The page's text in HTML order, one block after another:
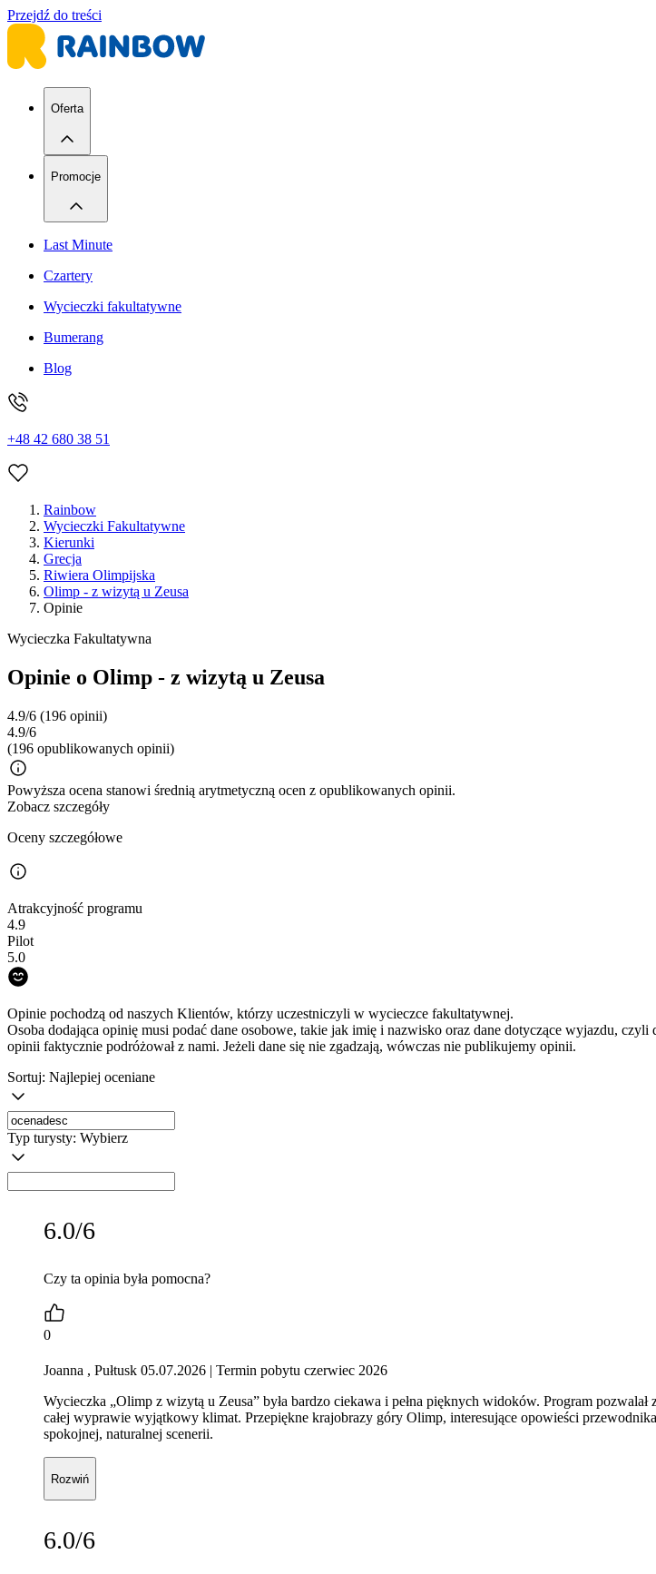
Przejdź do treści
Oferta
Promocje
Last Minute
Czartery
Wycieczki fakultatywne
Bumerang
Blog
+48 42 680 38 51
Rainbow
Wycieczki Fakultatywne
Kierunki
Grecja
Riwiera Olimpijska
Olimp - z wizytą u Zeusa
Opinie
Wycieczka Fakultatywna
Opinie o Olimp - z wizytą u Zeusa
4.9/6 (196 opinii)
4.9/6
(196 opublikowanych opinii)
Powyższa ocena stanowi średnią arytmetyczną ocen z opublikowanych opinii.
Zobacz szczegóły
Oceny szczegółowe
Atrakcyjność programu
4.9
Pilot
5.0
Opinie pochodzą od naszych Klientów, którzy uczestniczyli w wycieczce fakultatywnej.
Osoba dodająca opinię musi podać dane osobowe, takie jak imię i nazwisko oraz dane dotyczące wyjazdu,
opinii faktycznie podróżował z nami. Jeżeli dane się nie zgadzają, wówczas nie publikujemy opinii.
Sortuj: Najlepiej oceniane
Typ turysty: Wybierz
6.0/6
Czy ta opinia była pomocna?
0
Joanna , Pułtusk 05.07.2026 | Termin pobytu czerwiec 2026
Wycieczka „Olimp z wizytą u Zeusa” była bardzo ciekawa i pełna pięknych widoków. Program
całej wyprawie wyjątkowy klimat. Przepiękne krajobrazy góry Olimp, interesujące opowieści
spokojnej, naturalnej scenerii.
Rozwiń
6.0/6